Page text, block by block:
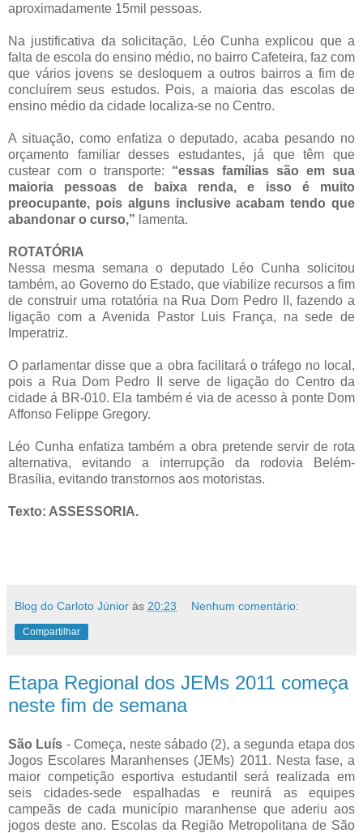
aproximadamente 15mil pessoas.
Na justificativa da solicitação, Léo Cunha explicou que a
falta de escola do ensino médio, no bairro Cafeteira, faz com
que vários jovens se desloquem a outros bairros a fim de
concluírem seus estudos. Pois, a maioria das escolas de
ensino médio da cidade localiza-se no Centro.
A situação, como enfatiza o deputado, acaba pesando no
orçamento familiar desses estudantes, já que têm que
custear com o transporte: “essas famílias são em sua
maioria pessoas de baixa renda, e isso é muito
preocupante, pois alguns inclusive acabam tendo que
abandonar o curso,” lamenta.
ROTATÓRIA
Nessa mesma semana o deputado Léo Cunha solicitou
também, ao Governo do Estado, que viabilize recursos a fim
de construir uma rotatória na Rua Dom Pedro II, fazendo a
ligação com a Avenida Pastor Luis França, na sede de
Imperatriz.
O parlamentar disse que a obra facilitará o tráfego no local,
pois a Rua Dom Pedro II serve de ligação do Centro da
cidade á BR-010. Ela também é via de acesso à ponte Dom
Affonso Felippe Gregory.
Léo Cunha enfatiza também a obra pretende servir de rota
alternativa, evitando a interrupção da rodovia Belém-
Brasília, evitando transtornos aos motoristas.
Texto: ASSESSORIA.
Blog do Carloto Júnior às 20:23 Nenhum comentário:
Compartilhar
Etapa Regional dos JEMs 2011 começa
neste fim de semana
São Luís - Começa, neste sábado (2), a segunda etapa dos
Jogos Escolares Maranhenses (JEMs) 2011. Nesta fase, a
maior competição esportiva estudantil será realizada em
seis cidades-sede espalhadas e reunirá as equipes
campeãs de cada município maranhense que aderiu aos
jogos deste ano. Escolas da Região Metropolitana de São